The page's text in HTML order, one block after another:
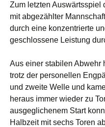
Zum letzten Auswärtsspiel
mit abgezählter
durch eine konzentrierte
geschlossene Leistung
Aus einer stabilen Abwehr
trotz der personellen
und zweite Welle und
heraus immer wieder zu
ausgeglichenem Start
Halbzeit mit sechs Toren